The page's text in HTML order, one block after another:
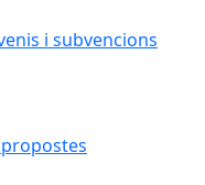
i subvencions